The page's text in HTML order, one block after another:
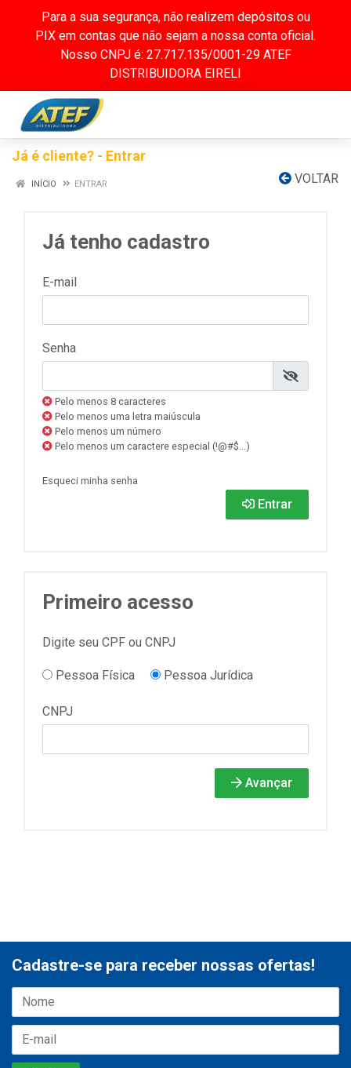
Para a sua segurança, não realizem depósitos ou
PIX em contas que não sejam a nossa conta oficial.
Nosso CNPJ é: 27.717.135/0001-29 ATEF
DISTRIBUIDORA EIRELI
Já é cliente? - Entrar
VOLTAR
INÍCIO ENTRAR
Já tenho cadastro
E-mail
Senha
Pelo menos 8 caracteres
Pelo menos uma letra maiúscula
Pelo menos um número
Pelo menos um caractere especial (!@#$...)
Esqueci minha senha
Entrar
Primeiro acesso
Digite seu CPF ou CNPJ
Pessoa Física Pessoa Jurídica
CNPJ
Avançar
Cadastre-se para receber nossas ofertas!